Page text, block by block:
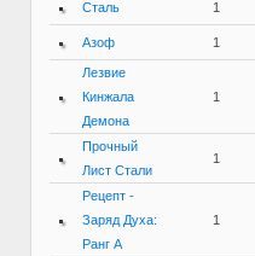
Сталь 1
Азоф 1
Лезвие
Кинжала
Демона
1
Прочный
Лист Стали
1
Рецепт -
Заряд Духа:
Ранг A
1